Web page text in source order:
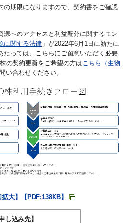
の期限になりますので、契約書をご確認
源へのアクセスと利益配分に関するモン
に関する法律 」が2022年6月1日に新たに
たっては、こちらにご留意いただく必要
の契約更新をご希望の方は こちら（生物
い合わせください。
拡大】【PDF:138KB】
し込み先】